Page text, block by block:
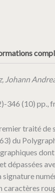
Johann
346 (10) pp.,
traité de
du
dépassées
signature
caractères